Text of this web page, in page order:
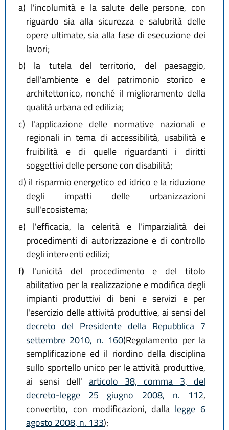
a) l'incolumità e la salute delle persone, con
riguardo sia alla sicurezza e salubrità delle
opere ultimate, sia alla fase di esecuzione dei
lavori;
b) la tutela del territorio, del paesaggio,
dell'ambiente e del patrimonio storico e
architettonico, nonché il miglioramento della
qualità urbana ed edilizia;
c) l'applicazione delle normative nazionali e
regionali in tema di accessibilità, usabilità e
fruibilità e di quelle riguardanti i diritti
soggettivi delle persone con disabilità;
d) il risparmio energetico ed idrico e la riduzione
degli impatti delle urbanizzazioni
sull'ecosistema;
e) l'efficacia, la celerità e l'imparzialità dei
procedimenti di autorizzazione e di controllo
degli interventi edilizi;
f) l'unicità del procedimento e del titolo
abilitativo per la realizzazione e modifica degli
impianti produttivi di beni e servizi e per
l'esercizio delle attività produttive, ai sensi del
decreto del Presidente della Repubblica 7
settembre 2010, n. 160(Regolamento per la
semplificazione ed il riordino della disciplina
sullo sportello unico per le attività produttive,
ai sensi dell' articolo 38, comma 3, del
decreto-legge 25 giugno 2008, n. 112,
convertito, con modificazioni, dalla legge 6
agosto 2008, n. 133);